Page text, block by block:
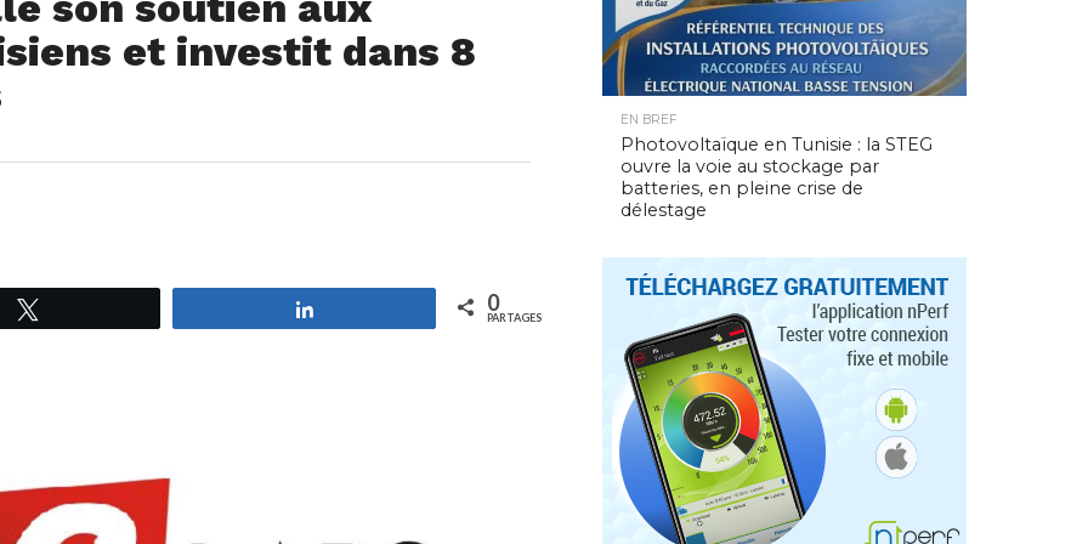
et investit dans 8
0
PARTAGES
EN BREF
Photovoltaïque en Tunisie : la STEG
ouvre la voie au stockage par
batteries, en pleine crise de
délestage